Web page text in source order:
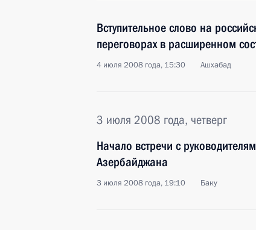
Вступительное слово на
переговорах в расширенном
4 июля 2008 года, 15:30 Ашхабад
3 июля 2008 года, четверг
Начало встречи с
Азербайджана
3 июля 2008 года, 19:10 Баку